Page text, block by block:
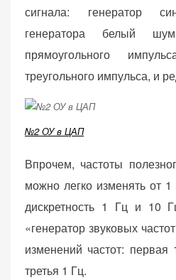
сигнала: генератор
генератора белый
прямоугольного
треугольного импульса, и
№2 ОУ в ЦАП
Впрочем, частоты
можно легко изменять от
дискретность 1 Гц и 10
«генератор звуковых
изменений частот:
третья 1 Гц.
корзину,
необходимы для
функционирования
веб-сайта.
Функциональные
Обеспечивают
нормальную
работу сайта. Если
вы откажетесь от
использования
этих файлов
cookie, некоторые
функции веб-сайта
исчезнут.